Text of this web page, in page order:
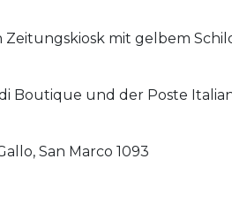
mit gelbem
Boutique und der Poste
San Marco 1093